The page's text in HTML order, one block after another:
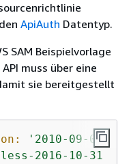
ApiAuth Datentyp.
SAM Beispielvorlage
muss über eine
sie bereitgestellt
'2010-09-09'
2016-10-31